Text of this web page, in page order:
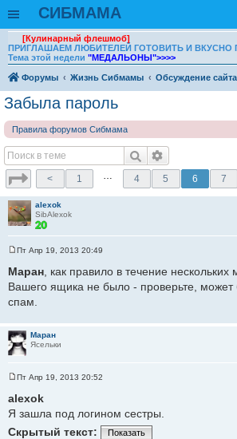
СИБМАМА
[Кулинарный флешмоб]
ПРИГЛАШАЕМ ЛЮБИТЕЛЕЙ ГОТОВИТЬ И ВКУСНО
Тема этой недели "МЕДАЛЬОНЫ">>>>
Форумы Жизнь Сибмамы
Обсуждение
Забыла пароль
Правила форумов Сибмама
< 1 … 4 5 6 7
alexok
SibAlexok
о
б
е
и
е
Пт Апр 19, 2013 20:49
Маран , как правило в течение нескольких
Вашего ящика не было - проверьте, может
спам.
Маран
Ясельки
о
б
е
Пт Апр 19, 2013 20:52
alexok
Я зашла под логином сестры.
Скрытый текст:
Показать